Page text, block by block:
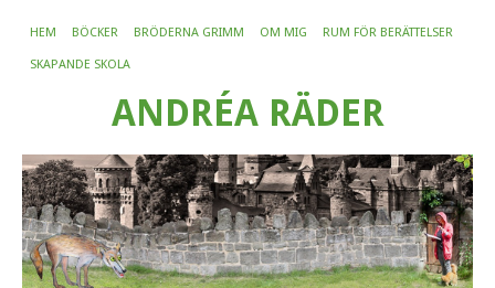
HEM BÖCKER BRÖDERNA GRIMM OM MIG RUM FÖR BERÄTTELSER
SKAPANDE SKOLA
ANDRÉA RÄDER